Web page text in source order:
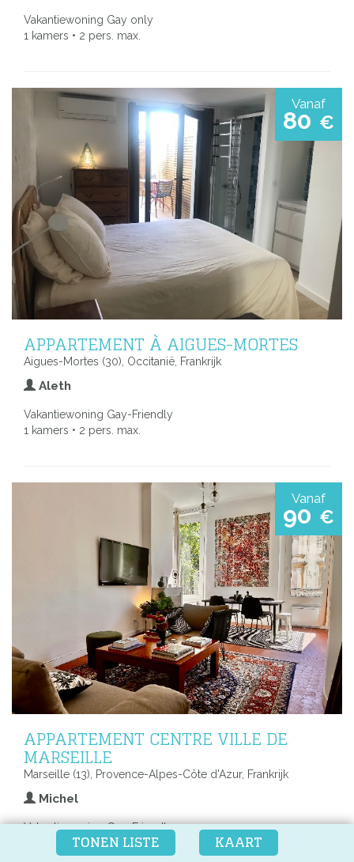
Vakantiewoning Gay only
1 kamers • 2 pers. max.
Vanaf
80 €
APPARTEMENT À AIGUES-MORTES
Aigues-Mortes (30), Occitanië, Frankrijk
Aleth
Vakantiewoning Gay-Friendly
1 kamers • 2 pers. max.
Vanaf
90 €
APPARTEMENT CENTRE VILLE DE
MARSEILLE
Marseille (13), Provence-Alpes-Côte d'Azur, Frankrijk
Michel
Vakantiewoning Gay-Friendly
1 kamers • 2 pers. max.
TONEN LISTE KAART